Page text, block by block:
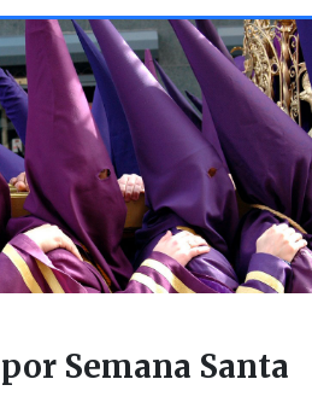
Semana Santa